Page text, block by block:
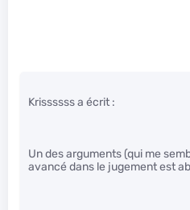
Krissssss a écrit :
Un des arguments (qui me
avancé dans le jugement est